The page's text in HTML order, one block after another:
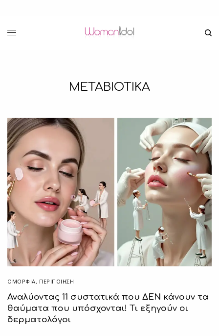
ΜΕΤΑΒΙΟΤΙΚΑ
ΟΜΟΡΦΙΑ, ΠΕΡΙΠΟΊΗΣΗ
Αναλύοντας 11 συστατικά που ΔΕΝ κάνουν τα
θαύματα που υπόσχονται! Τι εξηγούν οι
δερματολόγοι